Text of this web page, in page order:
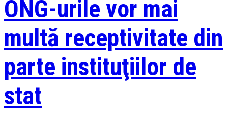
ONG-urile vor mai
multă receptivitate din
parte instituţiilor de
stat